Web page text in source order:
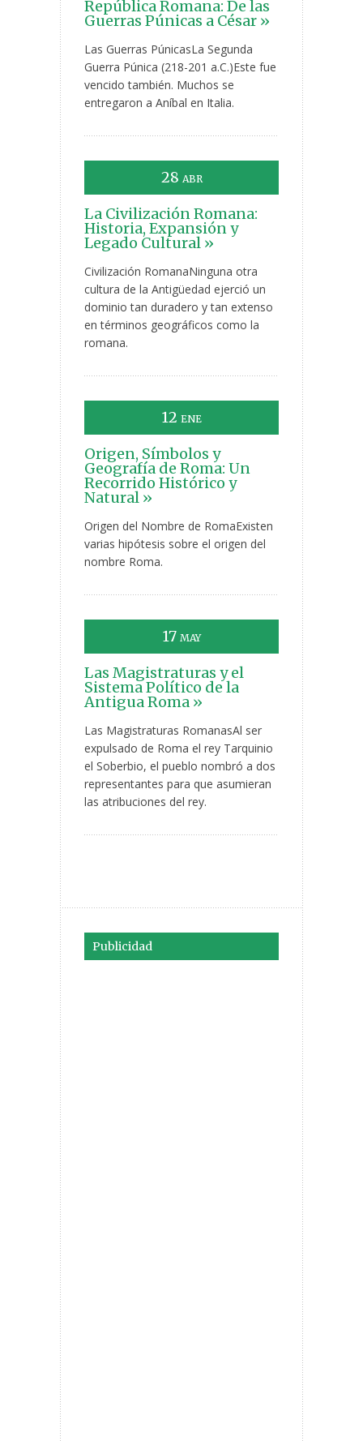
República Romana: De las
Guerras Púnicas a César »
Las Guerras PúnicasLa Segunda
Guerra Púnica (218-201 a.C.)Este fue
vencido también. Muchos se
entregaron a Aníbal en Italia.
28 ABR
La Civilización Romana:
Historia, Expansión y
Legado Cultural »
Civilización RomanaNinguna otra
cultura de la Antigüedad ejerció un
dominio tan duradero y tan extenso
en términos geográficos como la
romana.
12 ENE
Origen, Símbolos y
Geografía de Roma: Un
Recorrido Histórico y
Natural »
Origen del Nombre de RomaExisten
varias hipótesis sobre el origen del
nombre Roma.
17 MAY
Las Magistraturas y el
Sistema Político de la
Antigua Roma »
Las Magistraturas RomanasAl ser
expulsado de Roma el rey Tarquinio
el Soberbio, el pueblo nombró a dos
representantes para que asumieran
las atribuciones del rey.
Publicidad